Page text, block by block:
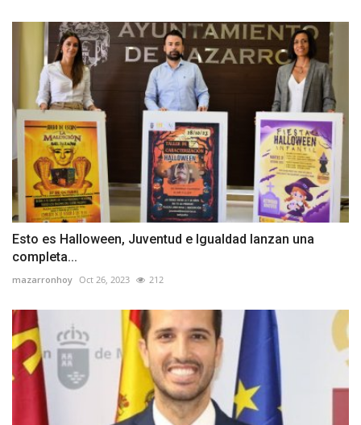
Esto es Halloween, Juventud e Igualdad lanzan una
completa...
mazarronhoy Oct 26, 2023 212